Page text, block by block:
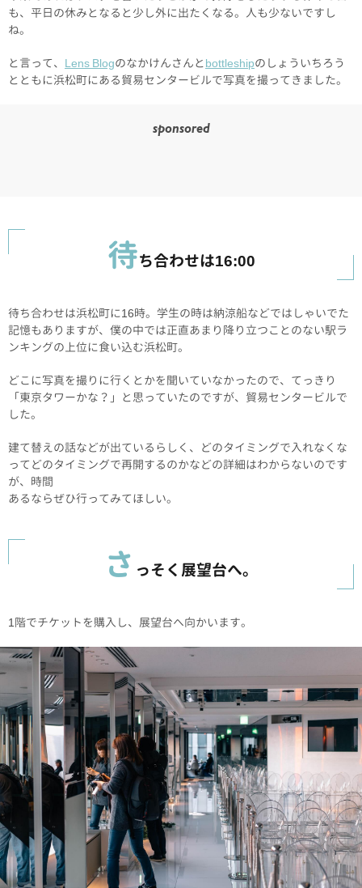
も、平日の休みとなると少し外に出たくなる。人も少ないですし
ね。
と言って、 Lens Blogのなかけんさんとbottleshipのしょういちろう
とともに浜松町にある貿易センタービルで写真を撮ってきました。
sponsored
待ち合わせは16:00
待ち合わせは浜松町に16時。学生の時は納涼船などではしゃいでた
記憶もありますが、僕の中では正直あまり降り立つことのない駅ラ
ンキングの上位に食い込む浜松町。
どこに写真を撮りに行くとかを聞いていなかったので、てっきり
「東京タワーかな？」と思っていたのですが、貿易センタービルで
した。
建て替えの話などが出ているらしく、どのタイミングで入れなくな
ってどのタイミングで再開するのかなどの詳細はわからないのです
が、時間
あるならぜひ行ってみてほしい。
さ っそく展望台へ。
1階でチケットを購入し、展望台へ向かいます。